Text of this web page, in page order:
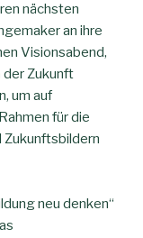
nächsten
an ihre
Visionsabend,
der Zukunft
um auf
für die
Zukunftsbildern
neu denken“